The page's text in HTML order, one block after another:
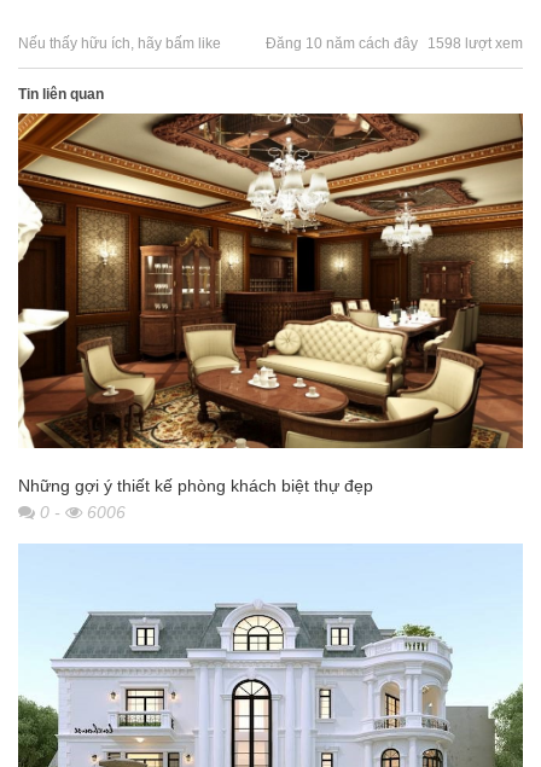
Nếu thấy hữu ích, hãy bấm like Đăng 10 năm cách đây 1598 lượt xem
Tin liên quan
Những gợi ý thiết kế phòng khách biệt thự đẹp
0 - 6006